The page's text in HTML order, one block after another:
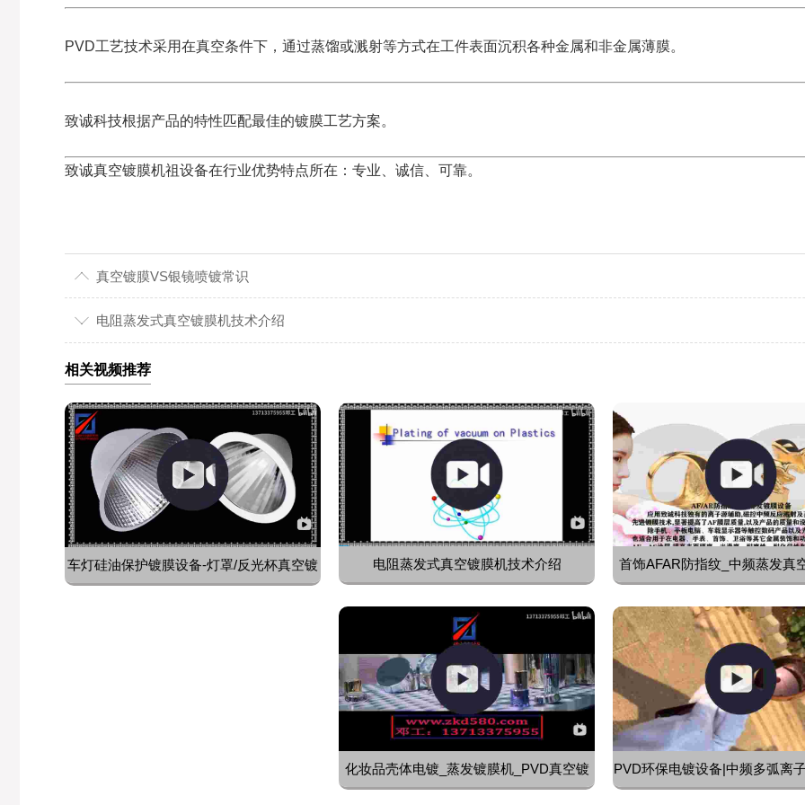
PVD工艺技术采用在真空条件下，通过蒸馏或溅射等方式在工件表面沉积各种金属和非金属薄膜。
致诚科技根据产品的特性匹配最佳的镀膜工艺方案。
致诚真空镀膜机祖设备在行业优势特点所在：专业、诚信、可靠。
真空镀膜VS银镜喷镀常识
电阻蒸发式真空镀膜机技术介绍
相关视频推荐
车灯硅油保护镀膜设备-灯罩/反光杯真空镀 电阻蒸发式真空镀膜机技术介绍 首饰AFAR防指纹_中频蒸发真
化妆品壳体电镀_蒸发镀膜机_PVD真空镀 PVD环保电镀设备|中频多弧离